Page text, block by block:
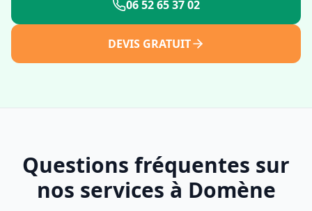
06 52 65 37 02
DEVIS GRATUIT
Questions fréquentes sur
nos services à Domène